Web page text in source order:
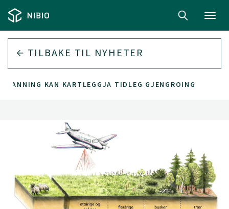
TILBAKE TIL NYHETER
KAN KARTLEGGJA TIDLEG GJENGROING